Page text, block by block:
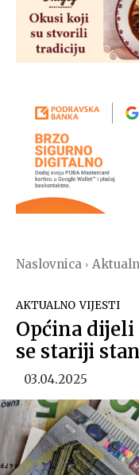
Naslovnica
AKTUALNO VIJESTI
Općina
se stariji
03.04.2025